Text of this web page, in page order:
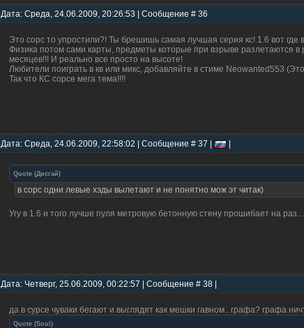
Дата: Среда, 24.06.2009, 20:26:53 | Сообщение # 36
Это сорс то упростили?! Ты брешишь самая лучшая серия кс! 1.6 вот где
Физика потом сами карты, предметы которые при взрыве разлетаются
месяцев!!! И реально все просто на высоте!
Любители поиграть в кв или микс, добавляйте в стиме Neowanted553
Так что КС сорсе мега тема!!!!
Дата: Среда, 24.06.2009, 22:58:02 | Сообщение # 37 |
Quote (Дисгай)
в сорс одни левые хэды вылетают и не понятно мож эт читак)
Угу в 1.6 и того лучше пуля метровую бетонную стену прошибает на раз…
Дата: Четверг, 25.06.2009, 00:22:57 | Сообщение # 38 |
да в сурсе чуваки бегают и выглядят как мешки гавном.. графа? графа
Quote (Soul )